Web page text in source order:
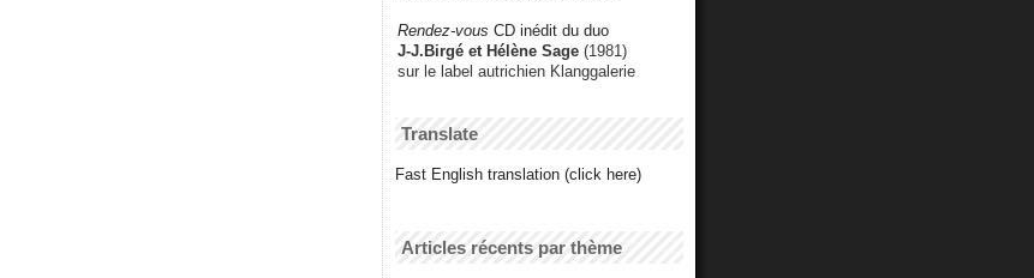
Rendez-vous CD inédit du duo
J-J.Birgé et Hélène Sage (1981)
sur le label autrichien Klanggalerie
Translate
Fast English translation (click here)
Articles récents par thème